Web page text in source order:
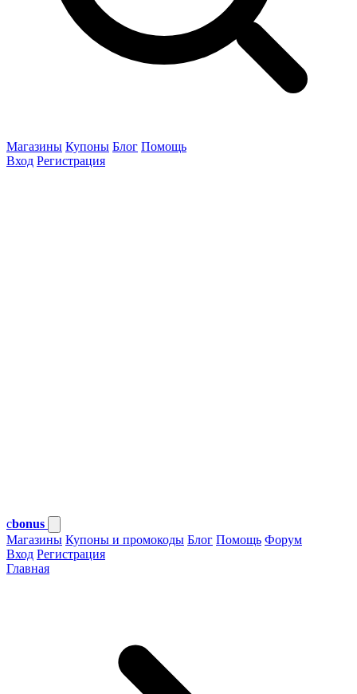
Магазины Купоны Блог Помощь
Вход Регистрация
cbonus
Магазины Купоны и промокоды Блог Помощь Форум
Вход Регистрация
Главная